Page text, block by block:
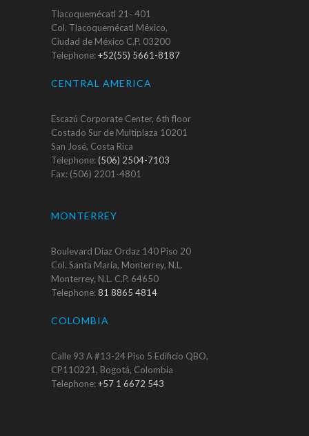
Tlacoquemécatl 21- 401
Col. Tlacoquemécatl México,
Ciudad de México C.P. 03200
Telephone:+52(55) 5661-8187
CENTRAL AMERICA
Escazú Corporate Center, 6th floor
Costado Sur de Multiplaza 10201
San José, Costa Rica
Telephone:(506) 2504-7103
Fax: (506) 2201-4801
MONTERREY
Boulevard Díaz Ordaz 140 Piso 20
Col. Santa María, Monterrey, N.L.
Monterrey, N.L. C.P. 64650
Telephone:81 8865 4814
COLOMBIA
Calle 93 A #13-24 Piso 5 Edificio QBO,
CP110221, Bogotá, Colombia
Telephone:+57 1 6672 543